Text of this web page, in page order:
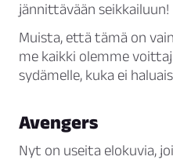
jännittävään seikkailuun!
Muista, että tämä on
me kaikki olemme
sydämelle, kuka ei
Avengers
Nyt on useita elokuvia,